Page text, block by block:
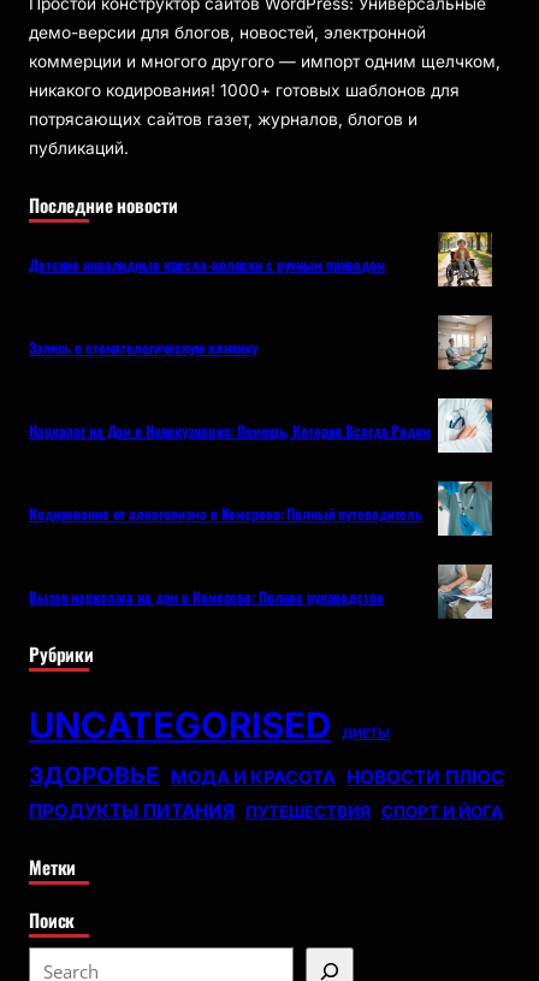
демо-версии для блогов, новостей, электронной
коммерции и многого другого — импорт одним щелчком,
никакого кодирования! 1000+ готовых шаблонов для
потрясающих сайтов газет, журналов, блогов и
публикаций.
Последние новости
Детские инвалидные кресла-коляски с ручным приводом
Запись в стоматологическую клинику
Нарколог на Дом в Новокузнецке: Помощь, Которая Всегда Рядом
Кодирование от алкоголизма в Кемерово: Полный путеводитель
Вызов нарколога на дом в Кемерово: Полное руководство
Рубрики
UNCATEGORISED ДИЕТЫ
ЗДОРОВЬЕ МОДА И КРАСОТА НОВОСТИ ПЛЮС
ПРОДУКТЫ ПИТАНИЯ
ПУТЕШЕСТВИЯ СПОРТ И ЙОГА
Метки
Поиск